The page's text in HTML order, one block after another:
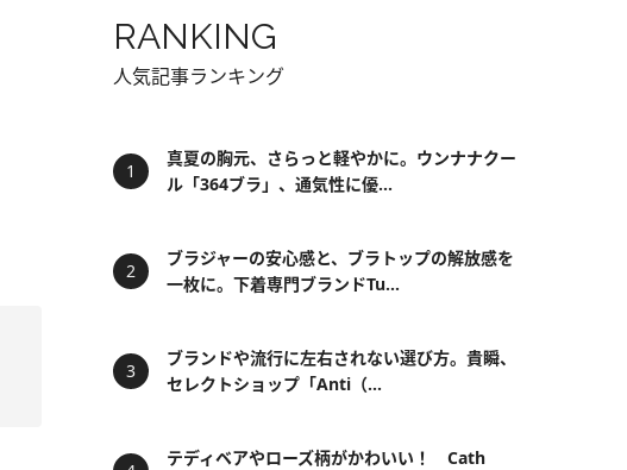
RANKING
人気記事ランキング
真夏の胸元、さらっと軽やかに。ウンナナクー
ル「364ブラ」、通気性に優...
ブラジャーの安心感と、ブラトップの解放感を
一枚に。下着専門ブランドTu...
ブランドや流行に左右されない選び方。貴瞬、
セレクトショップ「Anti（...
テディベアやローズ柄がかわいい！ Cath